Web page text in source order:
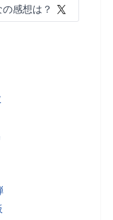
感想は？